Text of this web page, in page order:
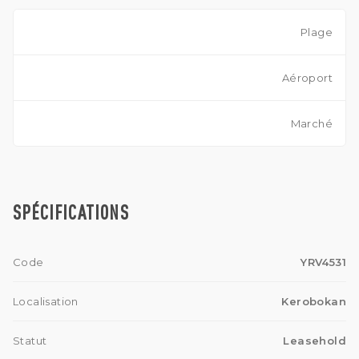
Plage
Aéroport
Marché
SPÉCIFICATIONS
Code YRV4531
Localisation Kerobokan
Statut Leasehold